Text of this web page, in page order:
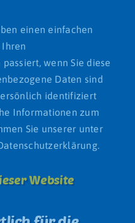
einen einfachen
wenn Sie diese
Daten sind
identifiziert
Informationen zum
Sie unserer unter
Website